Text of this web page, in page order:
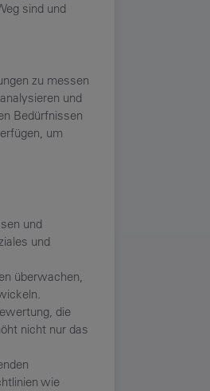
sind und
zu messen
und
Bedürfnissen
um
und
und
überwachen,
die
nicht nur das
wie